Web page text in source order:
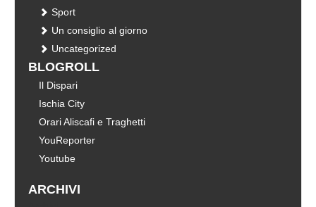
Sport
Un consiglio al giorno
Uncategorized
BLOGROLL
Il Dispari
Ischia City
Orari Aliscafi e Traghetti
YouReporter
Youtube
ARCHIVI